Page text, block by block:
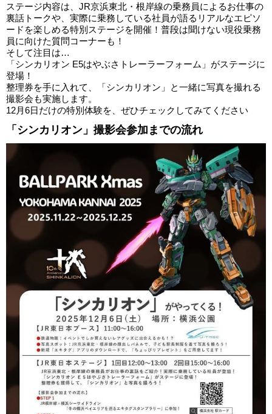
ステージ内容は、JR京浜東北・根岸線の乗務員によるお仕事の
裏話トークや、実際に乗務している社員が語るリアルなエピソ
ードを楽しめる特別ステージを開催！普段は聞けない現役乗務
員に向けた質問コーナーも！
そして注目は…
「シンカリオン E5はやぶさトレーラーフォーム」がステージに
登場！
整理券を手に入れて、「シンカリオン」と一緒に写真を撮れる
撮影会も実施します。
12月6日だけの特別体験を、ぜひチェックしてみてください
「シンカリオン」撮影会参加までの流れ